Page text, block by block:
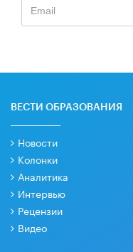
ВЕСТИ ОБРАЗОВАНИЯ
Новости
Колонки
Аналитика
Интервью
Рецензии
Видео